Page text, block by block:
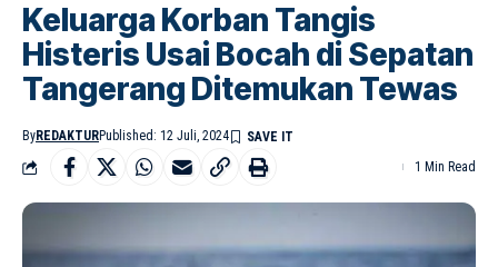
Keluarga Korban Tangis
Histeris Usai Bocah di Sepatan
Tangerang Ditemukan Tewas
ByREDAKTURPublished: 12 Juli, 2024
1 Min Read